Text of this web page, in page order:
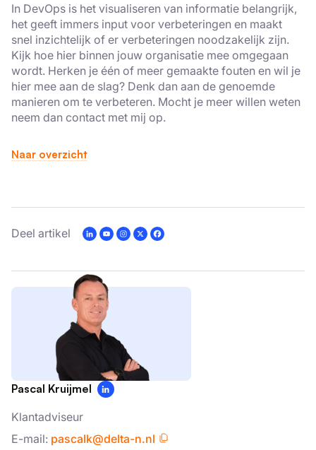
In DevOps is het visualiseren van informatie belangrijk,
het geeft immers input voor verbeteringen en maakt
snel inzichtelijk of er verbeteringen noodzakelijk zijn.
Kijk hoe hier binnen jouw organisatie mee omgegaan
wordt. Herken je één of meer gemaakte fouten en wil je
hier mee aan de slag? Denk dan aan de genoemde
manieren om te verbeteren. Mocht je meer willen weten
neem dan contact met mij op.
Naar overzicht
Deel artikel
Pascal Kruijmel
Klantadviseur
E-mail: pascalk@delta-n.nl